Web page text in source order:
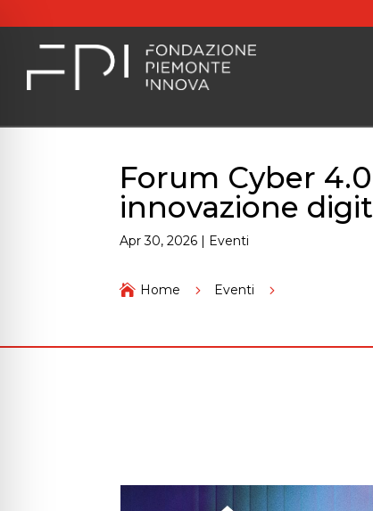
Forum Cyber
innovazione
Apr 30, 2026 | Eventi
 Home 5 Eventi 5